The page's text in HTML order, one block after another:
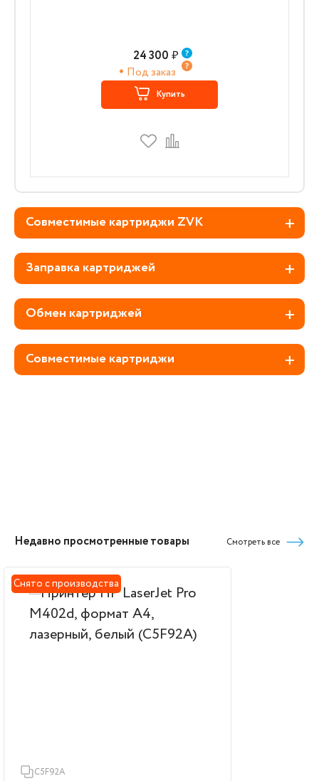
24 300 ₽
Под заказ
Купить
Совместимые картриджи ZVK
Заправка картриджей
Обмен картриджей
Совместимые картриджи
Недавно просмотренные товары Смотреть все
Снято с производства
C5F92A